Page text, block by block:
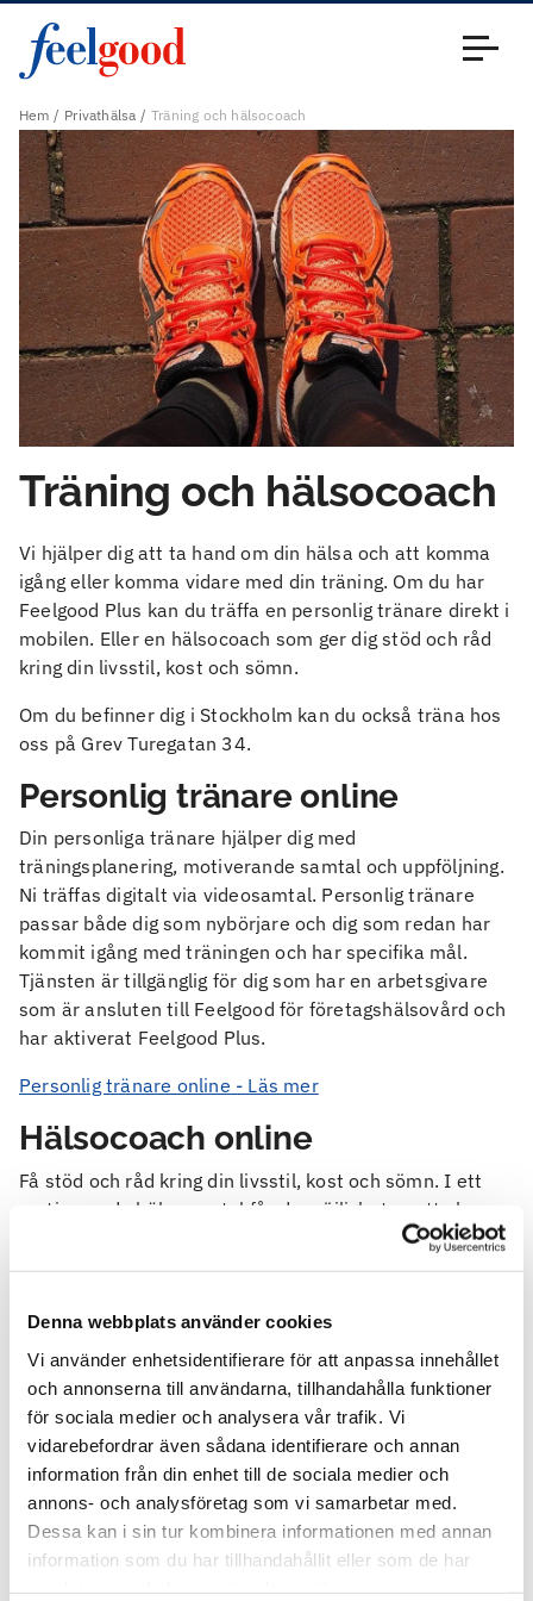
Denna webbplats använder cookies
Vi använder enhetsidentifierare för att anpassa innehållet
och annonserna till användarna, tillhandahålla funktioner
för sociala medier och analysera vår trafik. Vi
vidarebefordrar även sådana identifierare och annan
information från din enhet till de sociala medier och
annons- och analysföretag som vi samarbetar med.
Dessa kan i sin tur kombinera informationen med annan
information som du har tillhandahållit eller som de har
Hem Privathälsa Träning och hälsocoach
Träning och hälsocoach
Vi hjälper dig att ta hand om din hälsa och att komma
igång eller komma vidare med din träning. Om du har
Feelgood Plus kan du träffa en personlig tränare direkt i
mobilen. Eller en hälsocoach som ger dig stöd och råd
kring din livsstil, kost och sömn.
Om du befinner dig i Stockholm kan du också träna hos
oss på Grev Turegatan 34.
Personlig tränare online
Din personliga tränare hjälper dig med
träningsplanering, motiverande samtal och uppföljning.
Ni träffas digitalt via videosamtal. Personlig tränare
passar både dig som nybörjare och dig som redan har
kommit igång med träningen och har specifika mål.
Tjänsten är tillgänglig för dig som har en arbetsgivare
som är ansluten till Feelgood för företagshälsovård och
har aktiverat Feelgood Plus.
Personlig tränare online - Läs mer
Hälsocoach online
Få stöd och råd kring din livsstil, kost och sömn. I ett
motiverande hälsosamtal får du möjligheten att skapa
goda vanor och bestående livsstilsförändring ämnen
som matvanor, vikt, fysisk aktivitet, återhämtning,
mera. Tjänsten är tillgänglig för dig som har en
arbetsgivare som är ansluten till Feelgood för
företagshälsovård och har aktiverat Feelgood Plus.
Hälsocoach - Läs mer
Träning i Stockholm
På Grev Turegatan 34 i Stockholm erbjuder vi träning
för privatpersoner.